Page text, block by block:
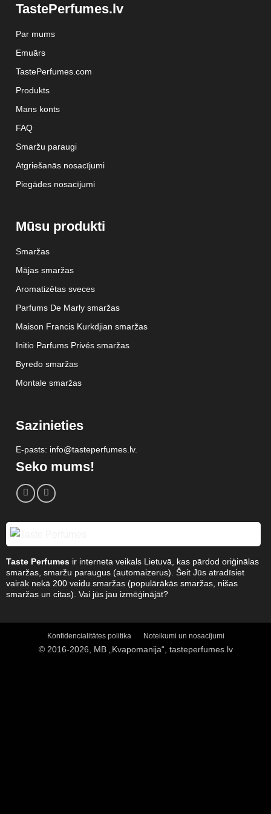
TastePerfumes.lv
Par mums
Emuārs
TastePerfumes.com
Produkts
Mans konts
FAQ
Smaržu paraugi
Atgriešanās nosacījumi
Piegādes nosacījumi
Mūsu produkti
Smaržas
Mājas smaržas
Aromatizētas sveces
Parfums De Marly smaržas
Maison Francis Kurkdjian smaržas
Initio Parfums Privés smaržas
Byredo smaržas
Montale smaržas
Sazinieties
E-pasts: info@tasteperfumes.lv.
Seko mums!
Taste Perfumesir interneta veikals Lietuvā, kas pārdod oriģinālas
smaržas, smaržu paraugus (automaizerus). Šeit Jūs atradīsiet
vairāk nekā 200 veidu smaržas (populārākās smaržas, nišas
smaržas un citas). Vai jūs jau izmēģinājāt?
Konfidencialitātes politika Noteikumi un nosacījumi
© 2016-2026, MB „Kvapomanija“, tasteperfumes.lv